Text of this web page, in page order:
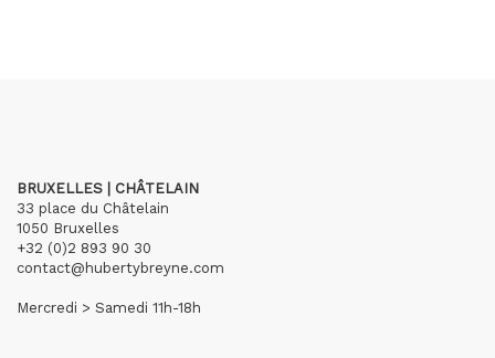
BRUXELLES | CHÂTELAIN
33 place du Châtelain
1050 Bruxelles
+32 (0)2 893 90 30
contact@hubertybreyne.com
Mercredi > Samedi 11h-18h